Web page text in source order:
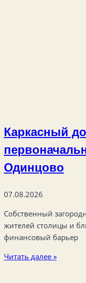
Каркасный
Одинцово
07.08.2026
Собственный
жителей столицы и
финансовый барьер
Читать далее »